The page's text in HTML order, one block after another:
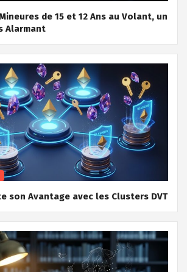
de 15 et 12 Ans au Volant, un
Alarmant
son Avantage avec les Clusters DVT